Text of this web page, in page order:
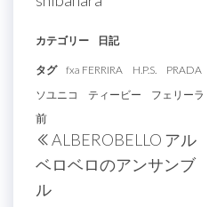
カテゴリー 日記
タグ fxa FERRIRA H.P.S. PRADA
ソユニコ
ティービー フェリーラ
投
稿
ナ
過
去
の
投
前
ALBEROBELLO アル
ベロベロのアンサンブ
ル